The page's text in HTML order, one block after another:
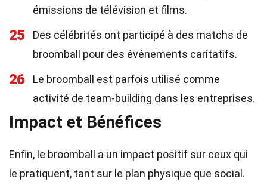
émissions de télévision et films.
25
Des célébrités ont participé à des matchs de
broomball pour des événements caritatifs.
26
Le broomball est parfois utilisé comme
activité de team-building dans les entreprises.
Impact et Bénéfices
Enfin, le broomball a un impact positif sur ceux qui
le pratiquent, tant sur le plan physique que social.